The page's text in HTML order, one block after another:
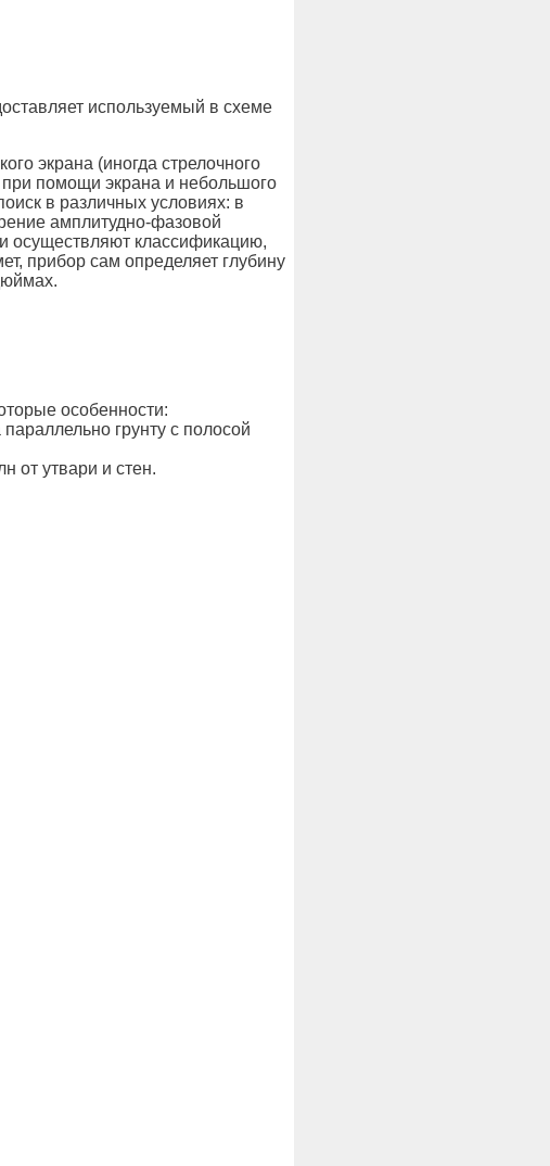
используемый в схеме
экрана (иногда стрелочного
помощи экрана и небольшого
в различных условиях: в
амплитудно-фазовой
осуществляют классификацию,
прибор сам определяет глубину
особенности:
грунту с полосой
от утвари и стен.